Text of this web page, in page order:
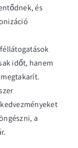
és
időt, hanem
a